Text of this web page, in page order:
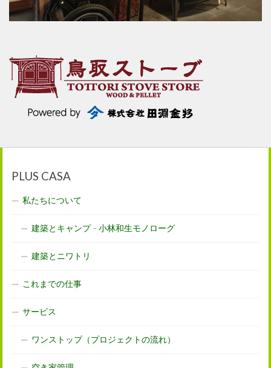
PLUS CASA
私たちについて
建築とキャンプ – 小林和生モノローグ
建築とニワトリ
これまでの仕事
サービス
ワンストップ（プロジェクトの流れ）